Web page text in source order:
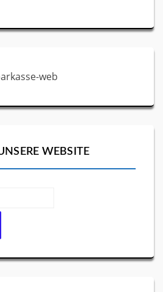
WEBSITE